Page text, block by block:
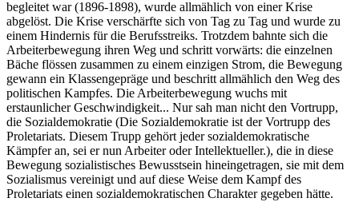
begleitet war (1896-1898), wurde allmählich von einer Krise
abgelöst. Die Krise verschärfte sich von Tag zu Tag und wurde zu
einem Hindernis für die Berufsstreiks. Trotzdem bahnte sich die
Arbeiterbewegung ihren Weg und schritt vorwärts: die einzelnen
Bäche flössen zusammen zu einem einzigen Strom, die Bewegung
gewann ein Klassengepräge und beschritt allmählich den Weg des
politischen Kampfes. Die Arbeiterbewegung wuchs mit
erstaunlicher Geschwindigkeit... Nur sah man nicht den Vortrupp,
die Sozialdemokratie (Die Sozialdemokratie ist der Vortrupp des
Proletariats. Diesem Trupp gehört jeder sozialdemokratische
Kämpfer an, sei er nun Arbeiter oder Intellektueller.), die in diese
Bewegung sozialistisches Bewusstsein hineingetragen, sie mit dem
Sozialismus vereinigt und auf diese Weise dem Kampf des
Proletariats einen sozialdemokratischen Charakter gegeben hätte.